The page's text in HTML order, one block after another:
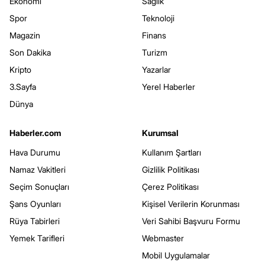
Spor
Magazin
Son Dakika
Kripto
3.Sayfa
Dünya
Teknoloji
Finans
Turizm
Yazarlar
Yerel Haberler
Haberler.com
Hava Durumu
Namaz Vakitleri
Seçim Sonuçları
Şans Oyunları
Rüya Tabirleri
Yemek Tarifleri
Kurumsal
Kullanım Şartları
Gizlilik Politikası
Çerez Politikası
Kişisel Verilerin Korunması
Veri Sahibi Başvuru Formu
Webmaster
Mobil Uygulamalar